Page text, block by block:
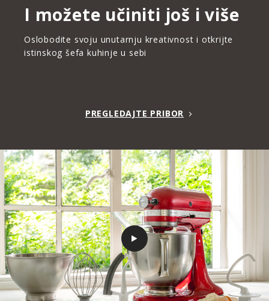
I možete učiniti još i više
Oslobodite svoju unutarnju kreativnost i otkrijte
istinskog šefa kuhinje u sebi
PREGLEDAJTE PRIBOR